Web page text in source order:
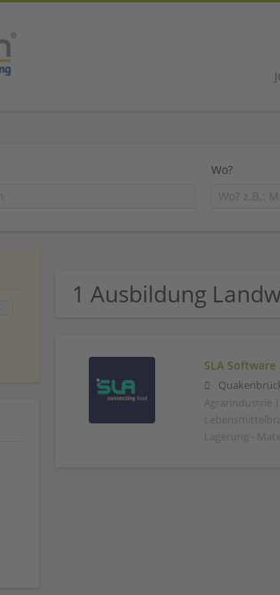
Wo?
1 Ausbildung
SLA
Agrarindustrie
Lagerung -